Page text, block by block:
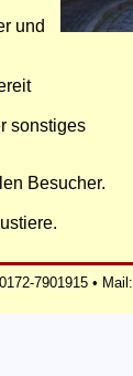
und
sonstiges
Besucher.
7901915 • Mail: